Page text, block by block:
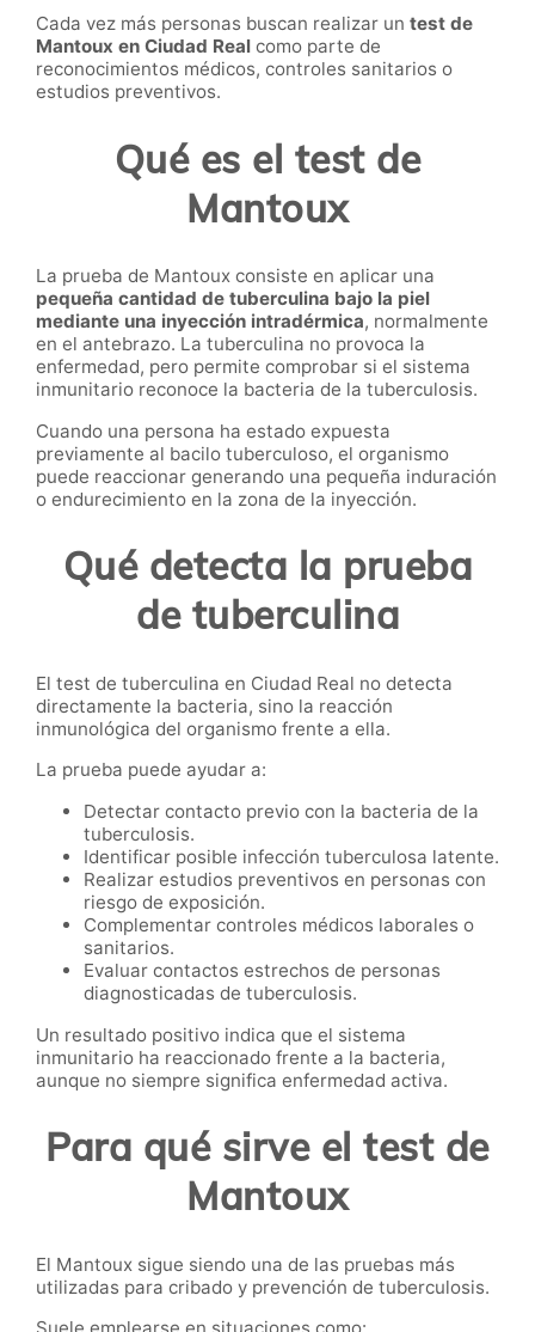
Cada vez más personas buscan realizar un test de
Mantoux en Ciudad Real como parte de
reconocimientos médicos, controles sanitarios o
estudios preventivos.
Qué es el test de
Mantoux
La prueba de Mantoux consiste en aplicar una
pequeña cantidad de tuberculina bajo la piel
mediante una inyección intradérmica, normalmente
en el antebrazo. La tuberculina no provoca la
enfermedad, pero permite comprobar si el sistema
inmunitario reconoce la bacteria de la tuberculosis.
Cuando una persona ha estado expuesta
previamente al bacilo tuberculoso, el organismo
puede reaccionar generando una pequeña induración
o endurecimiento en la zona de la inyección.
Qué detecta la prueba
de tuberculina
El test de tuberculina en Ciudad Real no detecta
directamente la bacteria, sino la reacción
inmunológica del organismo frente a ella.
La prueba puede ayudar a:
Detectar contacto previo con la bacteria de la
tuberculosis.
Identificar posible infección tuberculosa latente.
Realizar estudios preventivos en personas con
riesgo de exposición.
Complementar controles médicos laborales o
sanitarios.
Evaluar contactos estrechos de personas
diagnosticadas de tuberculosis.
Un resultado positivo indica que el sistema
inmunitario ha reaccionado frente a la bacteria,
aunque no siempre significa enfermedad activa.
Para qué sirve el test de
Mantoux
El Mantoux sigue siendo una de las pruebas más
utilizadas para cribado y prevención de tuberculosis.